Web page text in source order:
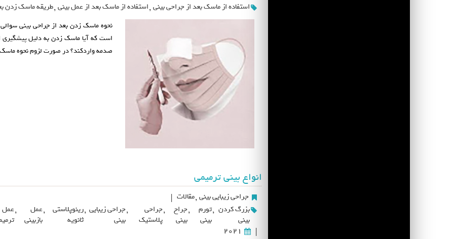
استفاده از ماسک بعد از جراحی بینی ,استفاده از ماسک بعد از عمل بینی ,طریقه ماسک زدن
نحوه ماسک زدن بعد از جراحی بینی
است که آیا ماسک زدن به دلیل پیشگیری
صدمه واردکند؟ در صورت لزوم نحوه
انواع بینی ترمیمی
جراحی زیبایی بینی ,مقالات |
بزرگ کردن
بینی
,تورم
بینی
,جراح
بینی
,جراحی
پلاستیک
,جراحی زیبایی
بینی
,رینوپلاستی
ثانویه
,عمل
بازبینی
,عمل
|
2021